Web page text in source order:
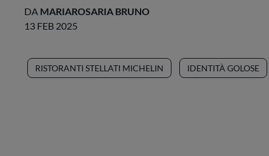
DA MARIAROSARIA BRUNO
13 FEB 2025
RISTORANTI STELLATI MICHELIN IDENTITÀ GOLOSE